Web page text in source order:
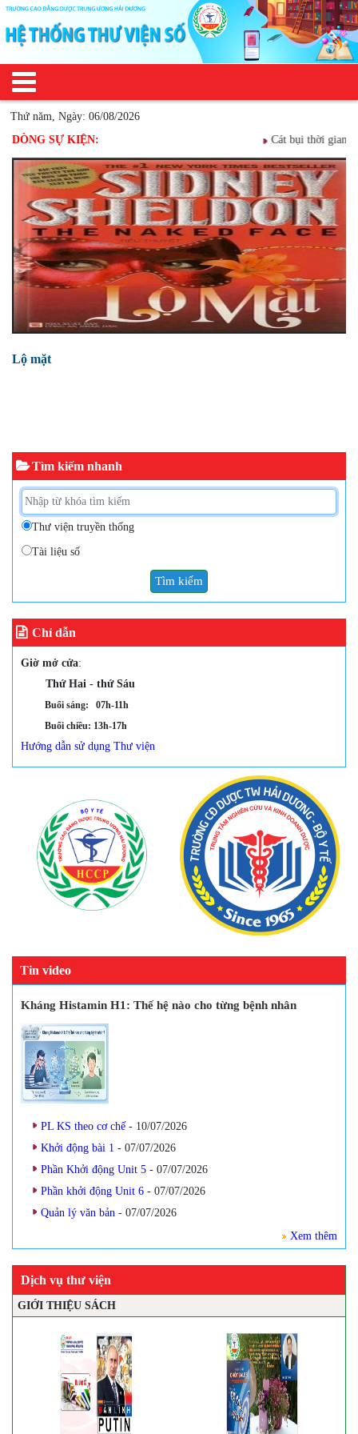
Thứ năm, Ngày: 06/08/2026
DÒNG SỰ KIỆN:
tối kinh hoàng Cát bụi thời gian
Lộ mặt
Tìm kiếm nhanh
Thư viện truyền thống
Tài liệu số
Tìm kiếm
Chỉ dẫn
Giờ mở cửa:
Thứ Hai - thứ Sáu
Buổi sáng: 07h-11h
Buổi chiều: 13h-17h
Hướng dẫn sử dụng Thư viện
Tin video
Kháng Histamin H1: Thế hệ nào cho từng bệnh nhân
PL KS theo cơ chế - 10/07/2026
Khởi động bài 1 - 07/07/2026
Phần Khởi động Unit 5 - 07/07/2026
Phần khởi động Unit 6 - 07/07/2026
Quản lý văn bản - 07/07/2026
Xem thêm
Dịch vụ thư viện
GIỚI THIỆU SÁCH